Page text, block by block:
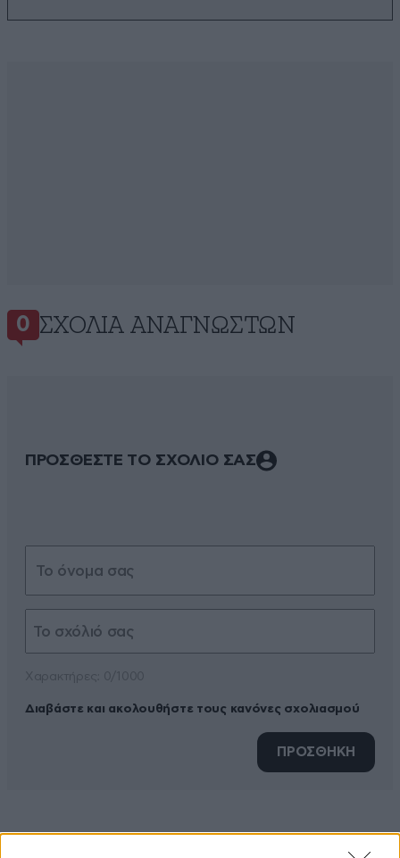
0 ΣΧΌΛΙΑ ΑΝΑΓΝΩΣΤΏΝ
ΠΡΟΣΘΕΣΤΕ ΤΟ ΣΧΟΛΙΟ ΣΑΣ
Διαβάστε και ακολουθήστε τους κανόνες σχολιασμού
ΠΡΟΣΘΗΚΗ